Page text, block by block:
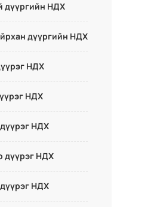
дүүргийн НДХ
дүүргийн НДХ
НДХ
НДХ
НДХ
дүүрэг НДХ
НДХ